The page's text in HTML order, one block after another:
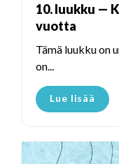
10. luukku —
vuotta
Tämä luukku on
on...
Lue lisää